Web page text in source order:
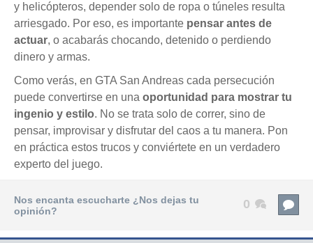
y helicópteros, depender solo de ropa o túneles resulta
arriesgado. Por eso, es importante pensar antes de
actuar, o acabarás chocando, detenido o perdiendo
dinero y armas.
Como verás, en GTA San Andreas cada persecución
puede convertirse en una oportunidad para mostrar tu
ingenio y estilo. No se trata solo de correr, sino de
pensar, improvisar y disfrutar del caos a tu manera. Pon
en práctica estos trucos y conviértete en un verdadero
experto del juego.
Nos encanta escucharte ¿Nos dejas tu
opinión?
0